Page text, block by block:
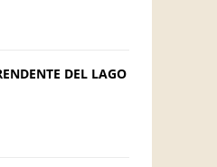
DEL LAGO